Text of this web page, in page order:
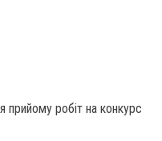
робіт на конкурс